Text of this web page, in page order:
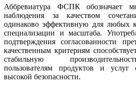
Аббревиатура ФСПК обозначает
наблюдения за качеством
одинаково эффективную для любых
специализации и масштаба.
подтверждения согласованности
качественным критериям
стабильную
пользователям продуктов и услуг
высокой безопасности.